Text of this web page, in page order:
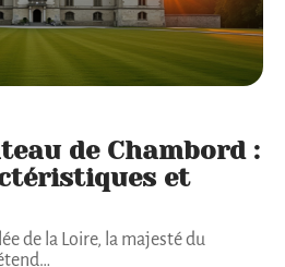
de Chambord :
et
de la Loire, la majesté du
…